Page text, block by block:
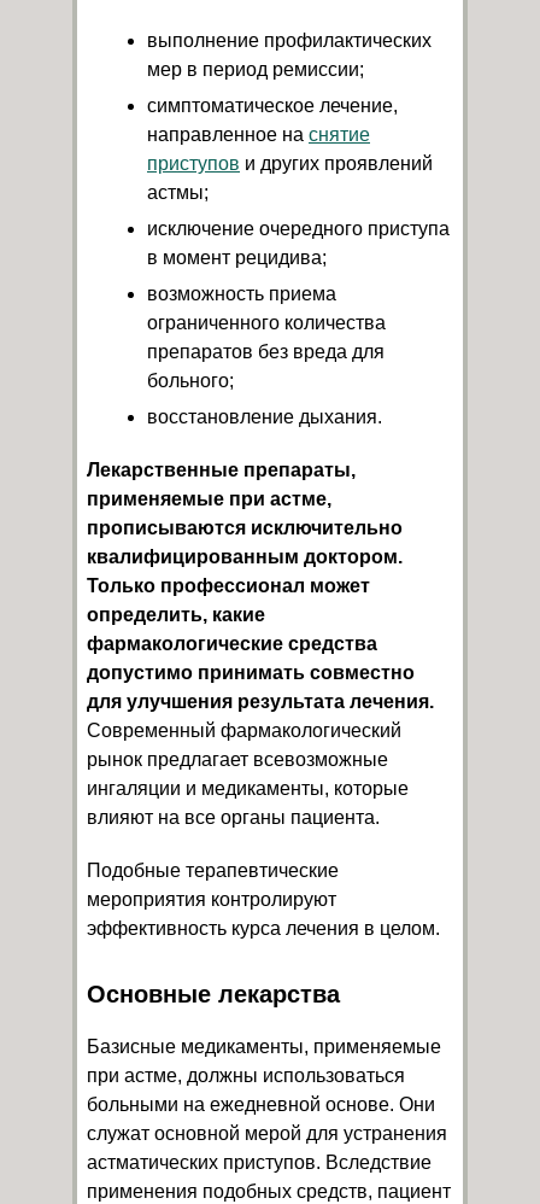
выполнение профилактических
мер в период ремиссии;
симптоматическое лечение,
направленное на снятие
приступов и других проявлений
астмы;
исключение очередного приступа
в момент рецидива;
возможность приема
ограниченного количества
препаратов без вреда для
больного;
восстановление дыхания.
Лекарственные препараты,
применяемые при астме,
прописываются исключительно
квалифицированным доктором.
Только профессионал может
определить, какие
фармакологические средства
допустимо принимать совместно
для улучшения результата лечения.
Современный фармакологический
рынок предлагает всевозможные
ингаляции и медикаменты, которые
влияют на все органы пациента.
Подобные терапевтические
мероприятия контролируют
эффективность курса лечения в целом.
Основные лекарства
Базисные медикаменты, применяемые
при астме, должны использоваться
больными на ежедневной основе. Они
служат основной мерой для устранения
астматических приступов. Вследствие
применения подобных средств, пациент